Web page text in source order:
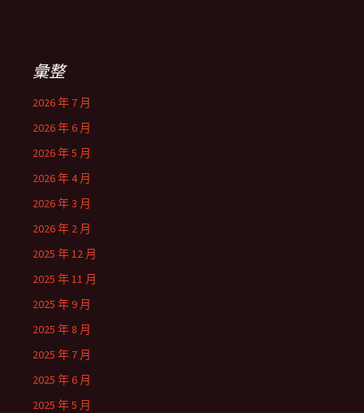
彙整
2026 年 7 月
2026 年 6 月
2026 年 5 月
2026 年 4 月
2026 年 3 月
2026 年 2 月
2025 年 12 月
2025 年 11 月
2025 年 9 月
2025 年 8 月
2025 年 7 月
2025 年 6 月
2025 年 5 月